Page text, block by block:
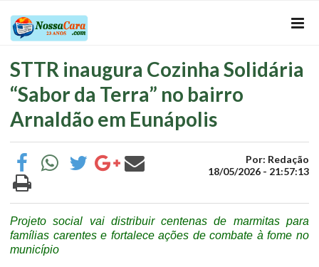
STTR inaugura Cozinha Solidária
“Sabor da Terra” no bairro
Arnaldão em Eunápolis
Por: Redação
18/05/2026 - 21:57:13
Projeto social vai distribuir centenas de marmitas para
famílias carentes e fortalece ações de combate à fome no
município